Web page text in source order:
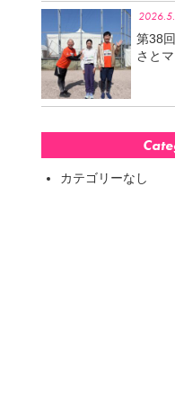
第38
さと
カテゴリーなし